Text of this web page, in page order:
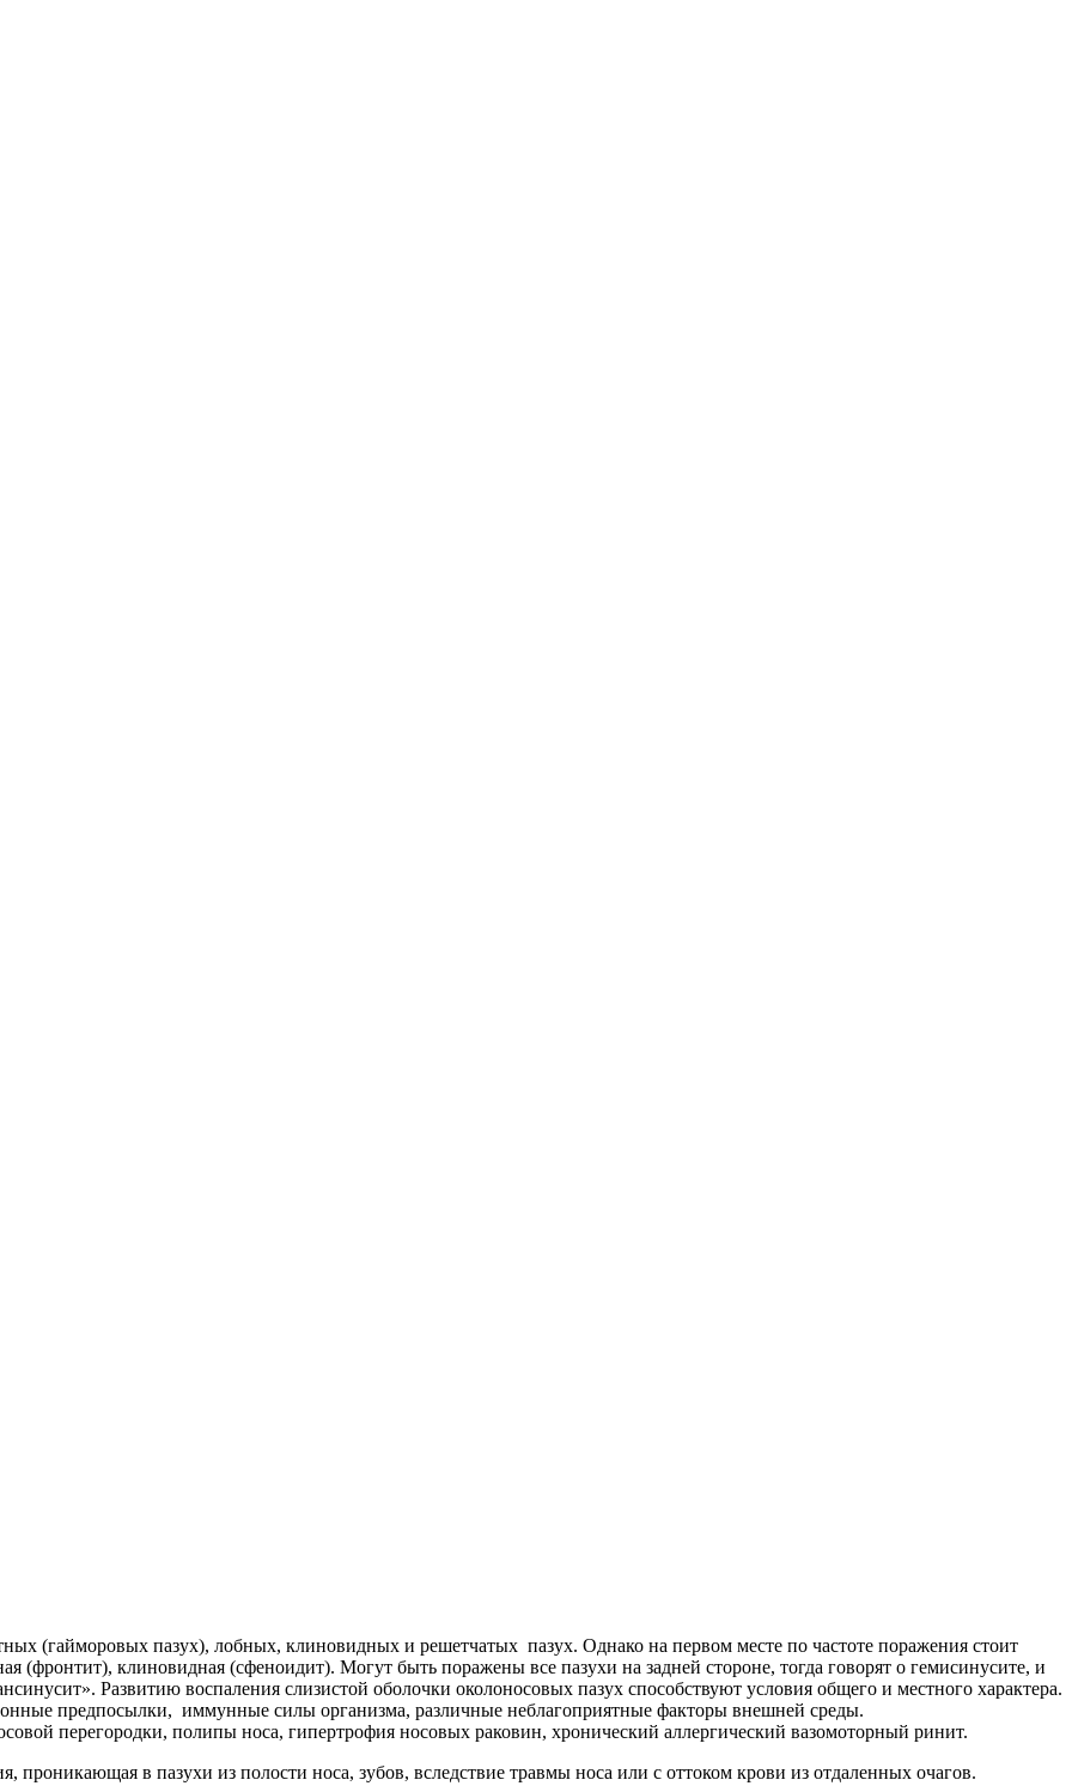
(гайморовых пазух), лобных, клиновидных и решетчатых пазух. Однако на первом месте по частоте поражения стоит
(фронтит), клиновидная (сфеноидит). Могут быть поражены все пазухи на задней стороне, тогда говорят о гемисинусите, и
Развитию воспаления слизистой оболочки околоносовых пазух способствуют условия общего и местного характера.
предпосылки, иммунные силы организма, различные неблагоприятные факторы внешней среды.
перегородки, полипы носа, гипертрофия носовых раковин, хронический аллергический вазомоторный ринит.
проникающая в пазухи из полости носа, зубов, вследствие травмы носа или с оттоком крови из отдаленных очагов.